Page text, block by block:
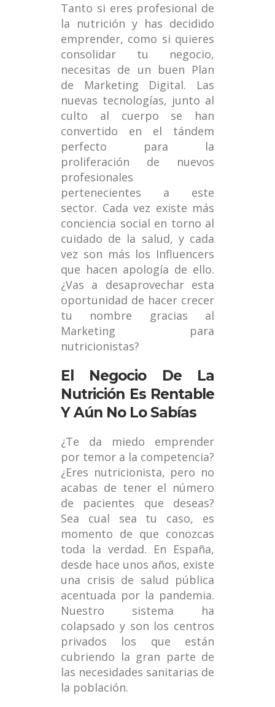
Tanto si eres profesional de
la nutrición y has decidido
emprender, como si quieres
consolidar tu negocio,
necesitas de un buen Plan
de Marketing Digital. Las
nuevas tecnologías, junto al
culto al cuerpo se han
convertido en el tándem
perfecto para la
proliferación de nuevos
profesionales
pertenecientes a este
sector. Cada vez existe más
conciencia social en torno al
cuidado de la salud, y cada
vez son más los Influencers
que hacen apología de ello.
¿Vas a desaprovechar esta
oportunidad de hacer crecer
tu nombre gracias al
Marketing para
nutricionistas?
El Negocio De La
Nutrición Es Rentable
Y Aún No Lo Sabías
¿Te da miedo emprender
por temor a la competencia?
¿Eres nutricionista, pero no
acabas de tener el número
de pacientes que deseas?
Sea cual sea tu caso, es
momento de que conozcas
toda la verdad. En España,
desde hace unos años, existe
una crisis de salud pública
acentuada por la pandemia.
Nuestro sistema ha
colapsado y son los centros
privados los que están
cubriendo la gran parte de
las necesidades sanitarias de
la población.